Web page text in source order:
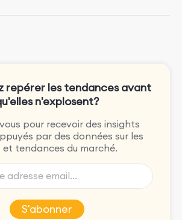
repérer les tendances avant
n'explosent?
pour recevoir des insights
par des données sur les
tendances du marché.
S'abonner